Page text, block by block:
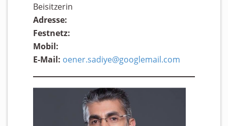
Beisitzerin
Adresse:
Festnetz:
Mobil:
E-Mail: oener.sadiye@googlemail.com